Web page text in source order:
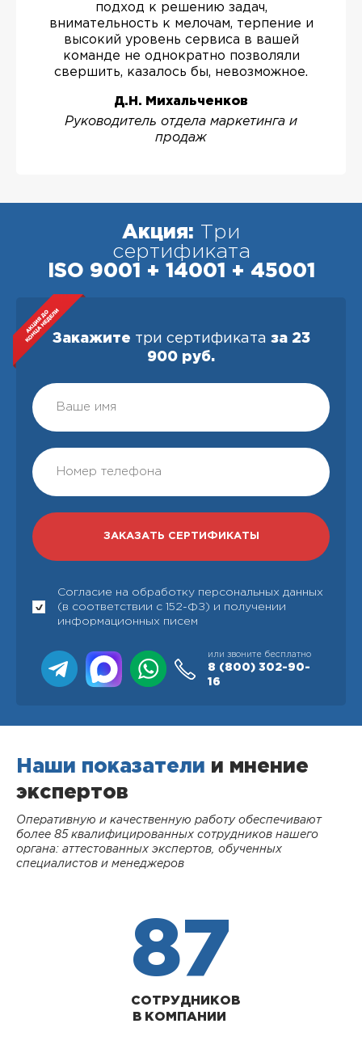
подход к решению задач,
внимательность к мелочам, терпение и
высокий уровень сервиса в вашей
команде не однократно позволяли
свершить, казалось бы, невозможное.
Д.Н. Михальченков
Руководитель отдела маркетинга и
продаж
Акция: Три
сертификата
ISO 9001 + 14001 + 45001
Закажите три сертификата за 23
900 руб.
Согласие на обработку персональных данных
(в соответствии с 152-ФЗ) и получении
информационных писем
или звоните бесплатно
8 (800) 302-90-
16
Наши показатели и мнение
экспертов
Оперативную и качественную работу обеспечивают
более 85 квалифицированных сотрудников нашего
органа: аттестованных экспертов, обученных
специалистов и менеджеров
87
СОТРУДНИКОВ
В КОМПАНИИ